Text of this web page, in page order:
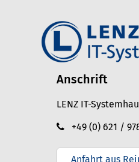
Anschrift
LENZ IT-
+49 (0) 621 /
Anfahrt aus